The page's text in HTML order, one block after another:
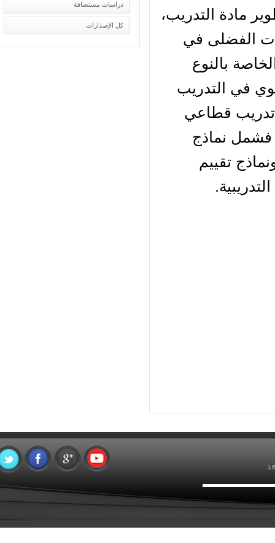
مادة التدريب،
الفضلى في
بالنوع
في التدريب
تدريب قطاعي
فشمل نماذج
تقييم
دراسات مستضافة
كل الإصدارات